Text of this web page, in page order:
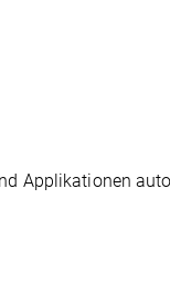
Applikationen